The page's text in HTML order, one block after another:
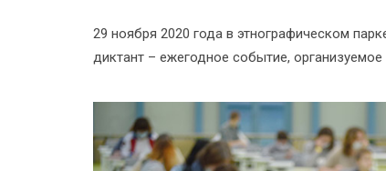
29 ноября 2020 года в этнографическом
диктант – ежегодное событие,